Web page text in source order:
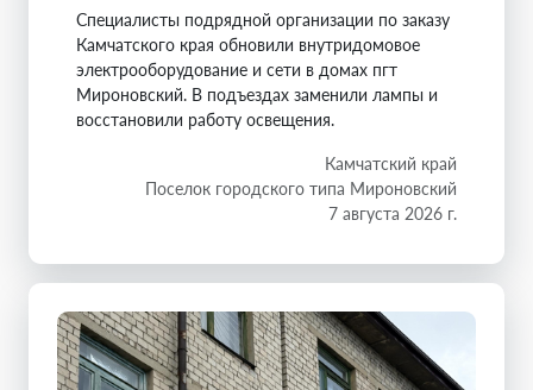
Специалисты подрядной организации по заказу
Камчатского края обновили внутридомовое
электрооборудование и сети в домах пгт
Мироновский. В подъездах заменили лампы и
восстановили работу освещения.
Камчатский край
Поселок городского типа Мироновский
7 августа 2026 г.